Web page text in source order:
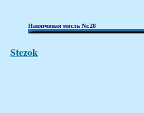
Навязчивая мисль Nr.28
Stezok